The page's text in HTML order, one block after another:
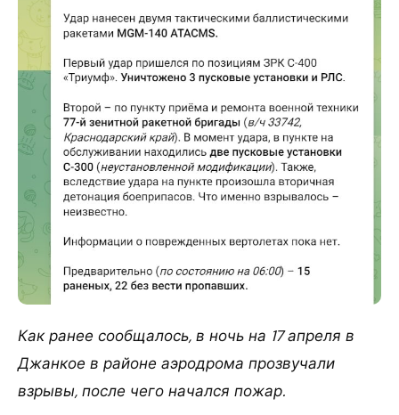
Как ранее сообщалось, в ночь на 17 апреля в
Джанкое в районе аэродрома прозвучали
взрывы, после чего начался пожар.